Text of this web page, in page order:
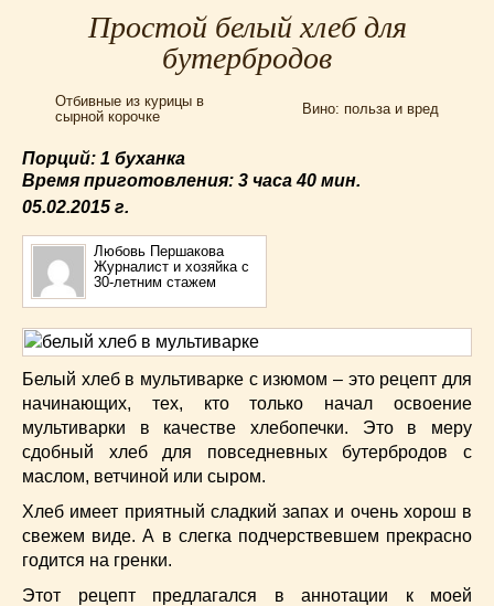
Для мультиварки Филипс
(38)
Еврейская кухня
(3)
(24)
Запеканки(25)
Итальянская кухня(37)
Картошка(32)
Каши(24)
Кексы(43)
Китайская кухня(15)
Лучшие(9)
Макароны(18)
Мексиканская кухня(9)
Мясные блюда (119)
Немецкая кухня(10)
Необычные(49)
Низкокалорийные(33)
Новогодние(57)
Новости (54)
О жизни(25)
Простой белый хлеб для
бутербродов
Отбивные из курицы в
сырной корочке
Вино: польза и вред
Порций: 1 буханка
Время приготовления: 3 часа 40 мин.
05.02.2015 г.
Любовь Першакова
Журналист и хозяйка с
30-летним стажем
Белый хлеб в мультиварке с изюмом – это рецепт для
начинающих, тех, кто только начал освоение
мультиварки в качестве хлебопечки. Это в меру
сдобный хлеб для повседневных бутербродов с
маслом, ветчиной или сыром.
Хлеб имеет приятный сладкий запах и очень хорош в
свежем виде. А в слегка подчерствевшем прекрасно
годится на гренки.
Этот рецепт предлагался в аннотации к моей